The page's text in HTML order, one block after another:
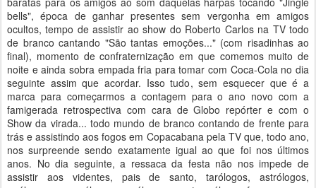
bells", época de ganhar presentes sem vergonha em amigos
ocultos, tempo de assistir ao show do Roberto Carlos na TV todo
de branco cantando "São tantas emoções..." (com risadinhas ao
final), momento de confraternização em que comemos muito de
noite e ainda sobra empada fria para tomar com Coca-Cola no dia
seguinte assim que acordar. Isso tudo, sem esquecer que é a
marca para começarmos a contagem para o ano novo com a
famigerada retrospectiva com cara de Globo repórter e com o
Show da virada... todo mundo de branco contando de frente para
trás e assistindo aos fogos em Copacabana pela TV que, todo ano,
nos surpreende sendo exatamente igual ao que foi nos últimos
anos. No dia seguinte, a ressaca da festa não nos impede de
assistir aos videntes, pais de santo, tarólogos, astrólogos,